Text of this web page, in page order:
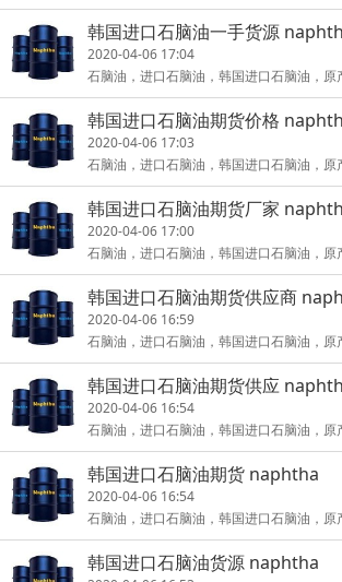
a/imported naphtha/naphtha from
进出
韩国进口石脑油一手货源
2020-04-06 17:04
石脑油，进口石脑油，韩国进口石脑油，
a/imported naphtha/naphtha from
进出
韩国进口石脑油期货价格
2020-04-06 17:03
石脑油，进口石脑油，韩国进口石脑油，
a/imported naphtha/naphtha from
进出
韩国进口石脑油期货厂家
2020-04-06 17:00
石脑油，进口石脑油，韩国进口石脑油，
a/imported naphtha/naphtha from
进出
韩国进口石脑油期货供应商
2020-04-06 16:59
石脑油，进口石脑油，韩国进口石脑油，
a/imported naphtha/naphtha from
进出
韩国进口石脑油期货供应
2020-04-06 16:54
石脑油，进口石脑油，韩国进口石脑油，
a/imported naphtha/naphtha from
进出
韩国进口石脑油期货 naphtha
2020-04-06 16:54
石脑油，进口石脑油，韩国进口石脑油，
a/imported naphtha/naphtha from
进出
韩国进口石脑油货源 naphtha